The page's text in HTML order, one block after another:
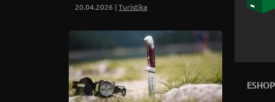
20.04.2026 |Turistika